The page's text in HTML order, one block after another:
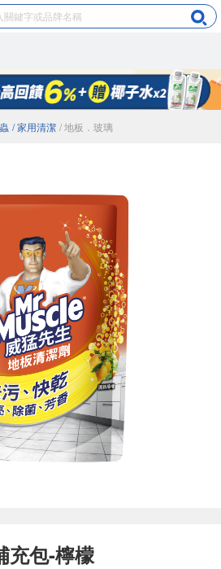
/ 家用清潔 / 地板．玻璃
充包-檸檬